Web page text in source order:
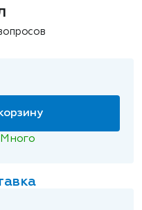
Много